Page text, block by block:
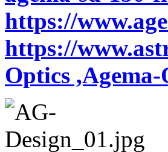
https://
https://
Optics